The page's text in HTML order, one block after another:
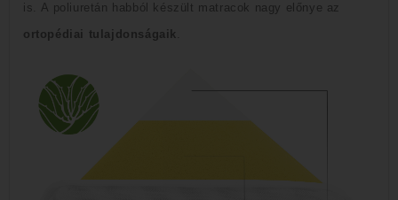
is. A poliuretán habból készült matracok nagy előnye az
ortopédiai tulajdonságaik